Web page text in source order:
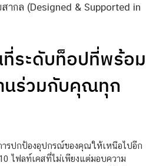
ากล (Designed & Supported in
ที่ระดับท็อปที่พร้อม
นร่วมกับคุณทุก
ารปกป้องอุปกรณ์ของคุณให้เหนือไปอีก
ไฟลท์เคสที่ไม่เพียงแต่มอบความ